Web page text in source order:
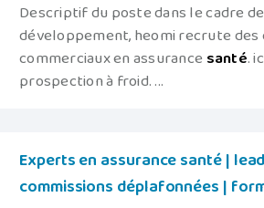
Descriptif du poste dans le cadre
développement, heomi recrute
commerciaux en assurance santé.
prospection à froid. ...
Experts en assurance santé |
commissions déplafonnées |